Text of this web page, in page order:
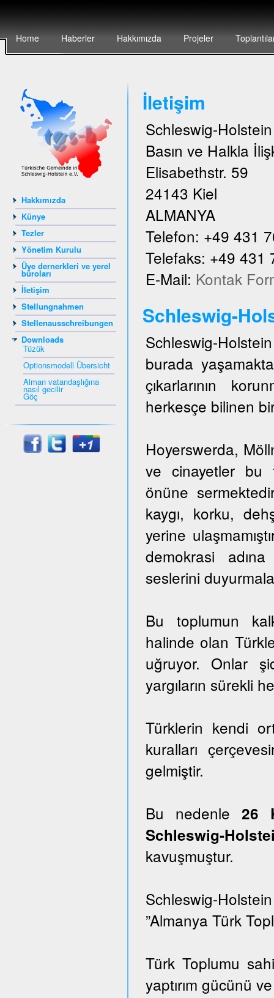
Home Haberler Hakkımızda Projeler
Hakkımızda
Künye
Tezler
Yönetim Kurulu
Üye dernerkleri ve yerel
büroları
İletişim
Stellungnahmen
Stellenausschreibungen
Downloads
Tüzük
Optionsmodell Übersicht
Alman vatandaşlığına
nasıl gecilir
Göç
İletişim
Schleswig-
Basın ve Halkla
Elisabethstr. 59
24143 Kiel
ALMANYA
Telefon: +49 431
Telefaks: +49 431
E-Mail: Kontak
Schleswig-
Schleswig-
burada
çıkarlarının
herkesçe bilinen
Hoyerswerda,
ve cinayetler bu
önüne
kaygı, korku,
yerine
demokrasi
seslerini
Bu toplumun
halinde olan
uğruyor. Onlar
yargıların sürekli
Türklerin kendi
kuralları
gelmiştir.
Bu nedenle26
Schleswig-
kavuşmuştur.
Schleswig-
”Almanya Türk
Türk Toplumu
yaptırım gücünü